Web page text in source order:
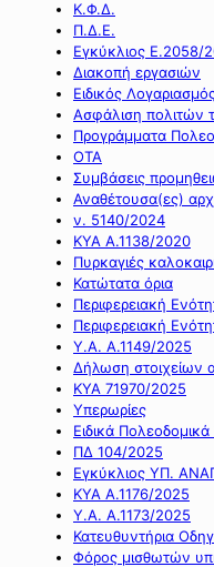
Κ.Φ.Δ.
Π.Δ.Ε.
Εγκύκλιος Ε.2058/
Διακοπή εργασιών
Ειδικός
Ασφάλιση πολιτών
Προγράμματα
ΟΤΑ
Συμβάσεις
Αναθέτουσα(ες)
ν. 5140/2024
ΚΥΑ Α.1138/2020
Πυρκαγιές
Κατώτατα όρια
Περιφερειακή
Περιφερειακή
Υ.Α. Α.1149/2025
Δήλωση στοιχείων
ΚΥΑ 71970/2025
Υπερωρίες
Ειδικά Πολεοδομικά
ΠΔ 104/2025
Εγκύκλιος ΥΠ.
ΚΥΑ Α.1176/2025
Υ.Α. Α.1173/2025
Κατευθυντήρια
Φόρος μισθωτών